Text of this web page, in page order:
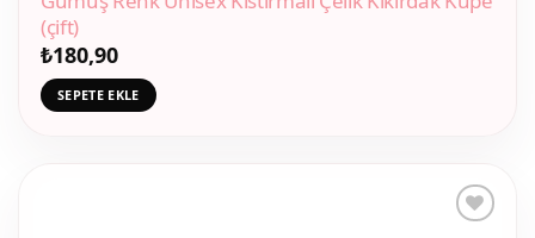
(çift)
₺180,90
SEPETE EKLE